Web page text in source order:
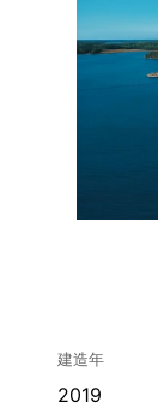
建造年
2019